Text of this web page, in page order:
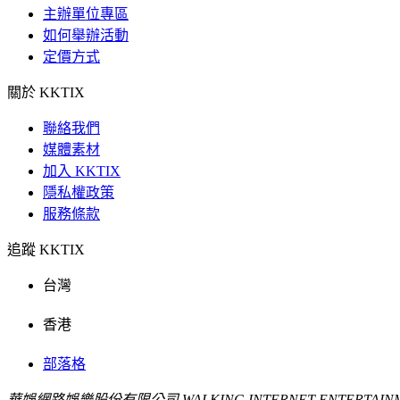
主辦單位專區
如何舉辦活動
定價方式
關於 KKTIX
聯絡我們
媒體素材
加入 KKTIX
隱私權政策
服務條款
追蹤 KKTIX
台灣
香港
部落格